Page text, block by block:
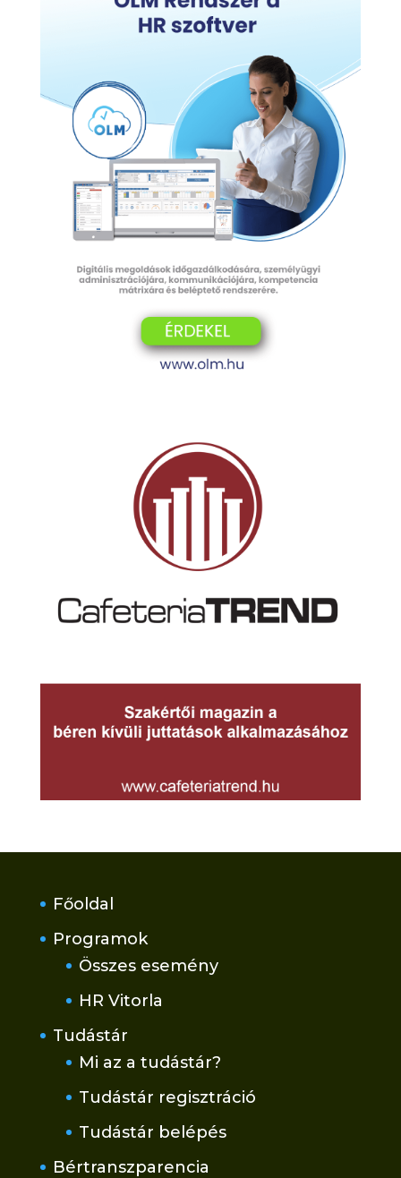
Főoldal
Programok
Összes esemény
HR Vitorla
Tudástár
Mi az a tudástár?
Tudástár regisztráció
Tudástár belépés
Bértranszparencia